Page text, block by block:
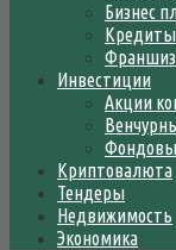
Бизнес
Кредиты
Инвестиции
Акции
Криптовалюта
Тендеры
Недвижимость
Экономика